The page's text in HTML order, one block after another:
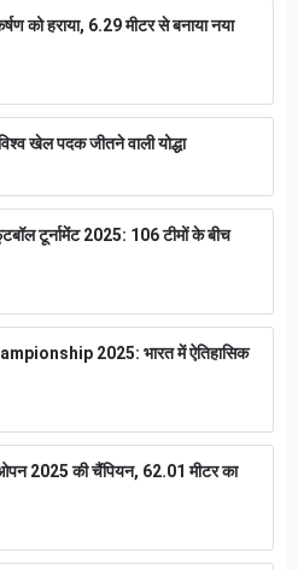
को हराया, 6.29 मीटर से बनाया नया
खेल पदक जीतने वाली योद्धा
टूर्नामेंट 2025: 106 टीमों के बीच
2025: भारत में ऐतिहासिक
2025 की चैंपियन, 62.01 मीटर का